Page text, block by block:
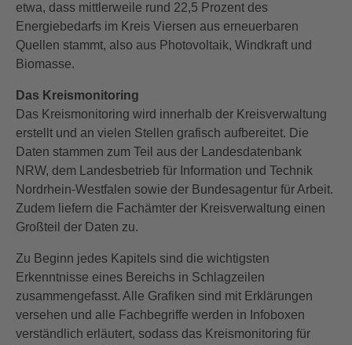
etwa, dass mittlerweile rund 22,5 Prozent des
Energiebedarfs im Kreis Viersen aus erneuerbaren
Quellen stammt, also aus Photovoltaik, Windkraft und
Biomasse.
Das Kreismonitoring
Das Kreismonitoring wird innerhalb der Kreisverwaltung
erstellt und an vielen Stellen grafisch aufbereitet. Die
Daten stammen zum Teil aus der Landesdatenbank
NRW, dem Landesbetrieb für Information und Technik
Nordrhein-Westfalen sowie der Bundesagentur für Arbeit.
Zudem liefern die Fachämter der Kreisverwaltung einen
Großteil der Daten zu.
Zu Beginn jedes Kapitels sind die wichtigsten
Erkenntnisse eines Bereichs in Schlagzeilen
zusammengefasst. Alle Grafiken sind mit Erklärungen
versehen und alle Fachbegriffe werden in Infoboxen
verständlich erläutert, sodass das Kreismonitoring für